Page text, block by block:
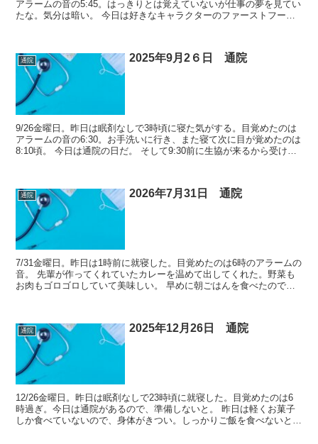
アラームの音の5:45。はっきりとは覚えていないが仕事の夢を見てい
たな。気分は暗い。 今日は好きなキャラクターのファーストフード
通院 2025年9月2６日 通院
9/26金曜日。昨日は眠剤なしで3時頃に寝た気がする。目覚めたのは
アラームの音の6:30。お手洗いに行き、また寝て次に目が覚めたのは
8:10頃。 今日は通院の日だ。 そして9:30前に生協が来るから受け取
通院 2026年7月31日 通院
7/31金曜日。昨日は1時前に就寝した。目覚めたのは6時のアラームの
音。 先輩が作ってくれていたカレーを温めて出してくれた。野菜も
お肉もゴロゴロしていて美味しい。 早めに朝ごはんを食べたので少
通院 2025年12月26日 通院
12/26金曜日。昨日は眠剤なしで23時頃に就寝した。目覚めたのは6
時過ぎ。今日は通院があるので、準備しないと。 昨日は軽くお菓子
しか食べていないので、身体がきつい。しっかりご飯を食べないとダ